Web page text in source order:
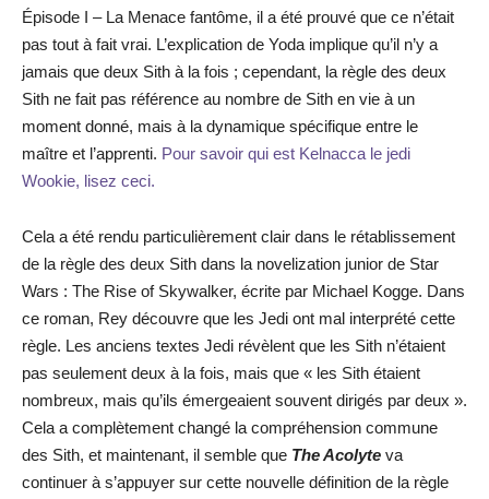
Épisode I – La Menace fantôme, il a été prouvé que ce n’était
pas tout à fait vrai. L’explication de Yoda implique qu’il n’y a
jamais que deux Sith à la fois ; cependant, la règle des deux
Sith ne fait pas référence au nombre de Sith en vie à un
moment donné, mais à la dynamique spécifique entre le
maître et l’apprenti. Pour savoir qui est Kelnacca le jedi
Wookie, lisez ceci.
Cela a été rendu particulièrement clair dans le rétablissement
de la règle des deux Sith dans la novelization junior de Star
Wars : The Rise of Skywalker, écrite par Michael Kogge. Dans
ce roman, Rey découvre que les Jedi ont mal interprété cette
règle. Les anciens textes Jedi révèlent que les Sith n’étaient
pas seulement deux à la fois, mais que « les Sith étaient
nombreux, mais qu’ils émergeaient souvent dirigés par deux ».
Cela a complètement changé la compréhension commune
des Sith, et maintenant, il semble que The Acolyte va
continuer à s’appuyer sur cette nouvelle définition de la règle